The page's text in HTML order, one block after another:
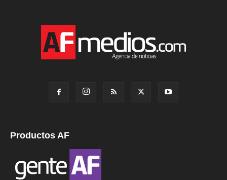
Productos AF